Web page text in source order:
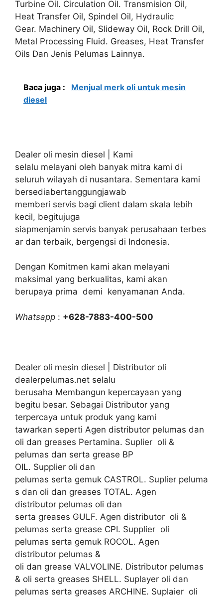
Turbine Oil. Circulation Oil. Transmision Oil,
Heat Transfer Oil, Spindel Oil, Hydraulic
Gear. Machinery Oil, Slideway Oil, Rock Drill Oil,
Metal Processing Fluid. Greases, Heat Transfer
Oils Dan Jenis Pelumas Lainnya.
Baca juga :
Menjual merk oli untuk mesin
diesel
Dealer oli mesin diesel | Kami
selalu melayani oleh banyak mitra kami di
seluruh wilayah di nusantara. Sementara kami
bersediabertanggungjawab
memberi servis bagi client dalam skala lebih
kecil, begitujuga
siapmenjamin servis banyak perusahaan terbes
ar dan terbaik, bergengsi di Indonesia.
Dengan Komitmen kami akan melayani
maksimal yang berkualitas, kami akan
berupaya prima demi kenyamanan Anda.
Whatsapp : +628-7883-400-500
Dealer oli mesin diesel | Distributor oli
dealerpelumas.net selalu
berusaha Membangun kepercayaan yang
begitu besar. Sebagai Distributor yang
terpercaya untuk produk yang kami
tawarkan seperti Agen distributor pelumas dan
oli dan greases Pertamina. Suplier oli &
pelumas dan serta grease BP
OIL. Supplier oli dan
pelumas serta gemuk CASTROL. Suplier peluma
s dan oli dan greases TOTAL. Agen
distributor pelumas oli dan
serta greases GULF. Agen distributor oli &
pelumas serta grease CPI. Supplier oli
pelumas serta gemuk ROCOL. Agen
distributor pelumas &
oli dan grease VALVOLINE. Distributor pelumas
& oli serta greases SHELL. Suplayer oli dan
pelumas serta greases ARCHINE. Suplaier oli